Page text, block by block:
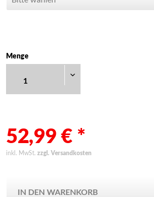
Menge
52,99 € *
inkl. MwSt. zzgl. Versandkosten
IN DEN WARENKORB